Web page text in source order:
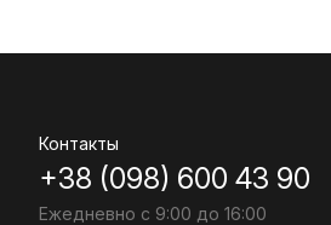
Контакты
+38 (098) 600 43 90
Ежедневно с 9:00 до 16:00